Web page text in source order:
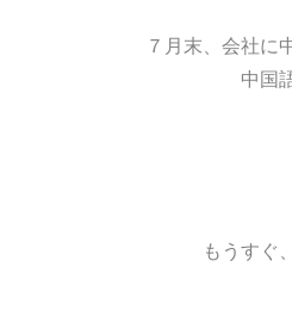
７月末、会社に
中国
もうすぐ